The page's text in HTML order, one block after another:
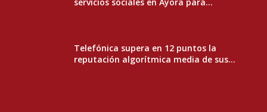
Telefónica supera en 12 puntos la
reputación algorítmica media de sus...